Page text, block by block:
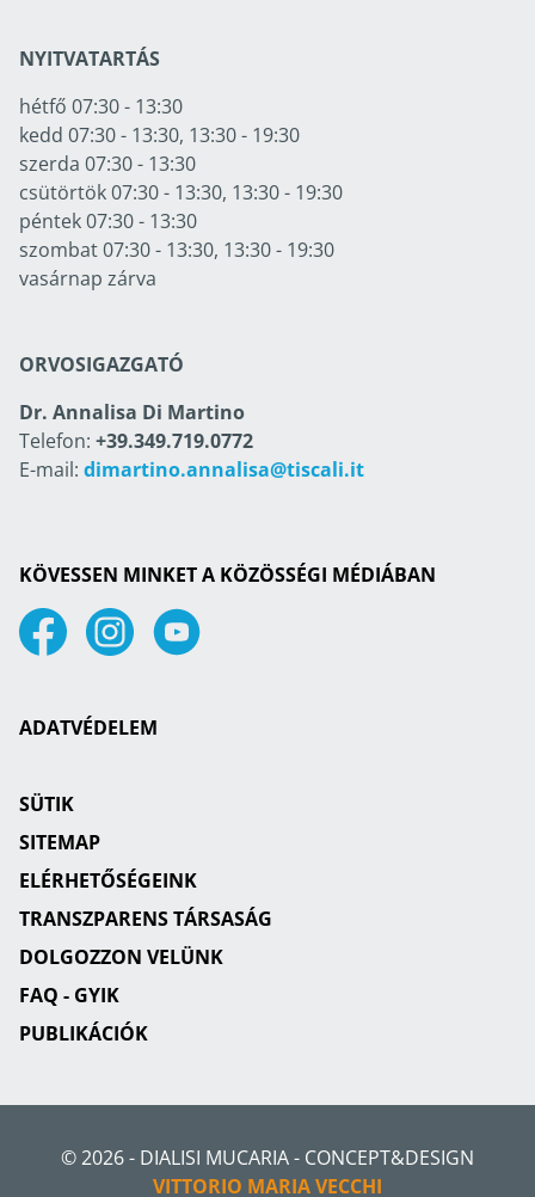
ADATVÉDELEM
SÜTIK
SITEMAP
ELÉRHETŐSÉGEINK
TRANSZPARENS TÁRSASÁG
DOLGOZZON VELÜNK
FAQ - GYIK
PUBLIKÁCIÓK
NYITVATARTÁS
hétfő 07:30 - 13:30
kedd 07:30 - 13:30, 13:30 - 19:30
szerda 07:30 - 13:30
csütörtök 07:30 - 13:30, 13:30 - 19:30
péntek 07:30 - 13:30
szombat 07:30 - 13:30, 13:30 - 19:30
vasárnap zárva
ORVOSIGAZGATÓ
Dr. Annalisa Di Martino
Telefon: +39.349.719.0772
E-mail: dimartino.annalisa@tiscali.it
KÖVESSEN MINKET A KÖZÖSSÉGI MÉDIÁBAN
FacebookInstagramYoutube
© 2026 - DIALISI MUCARIA - CONCEPT&DESIGN
VITTORIO MARIA VECCHI